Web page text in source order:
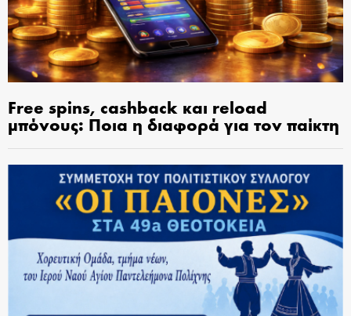
Free spins, cashback και reload
μπόνους: Ποια η διαφορά για τον παίκτη